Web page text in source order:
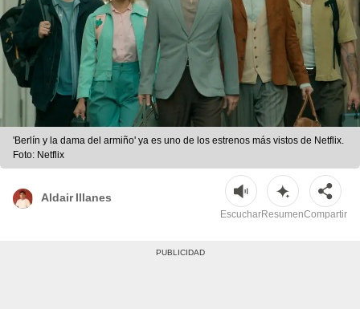
'Berlín y la dama del armiño' ya es uno de los estrenos más vistos de Netflix.
Foto: Netflix
Aldair Illanes
EscucharResumenCompartir